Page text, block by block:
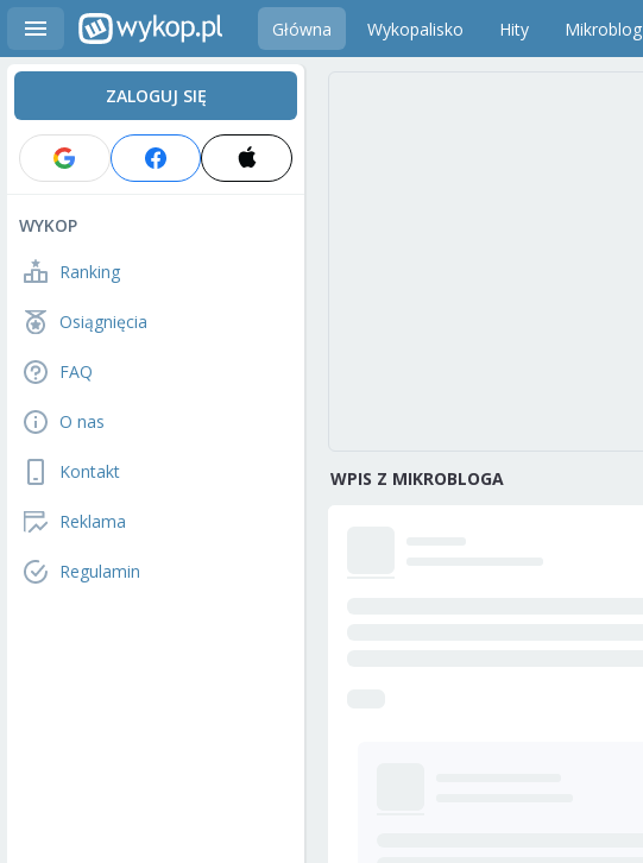
Główna Wykopalisko Hity Mikroblog
ZALOGUJ SIĘ
WYKOP
Ranking
Osiągnięcia
FAQ
O nas
Kontakt
Reklama
Regulamin
WPIS Z MIKROBLOGA